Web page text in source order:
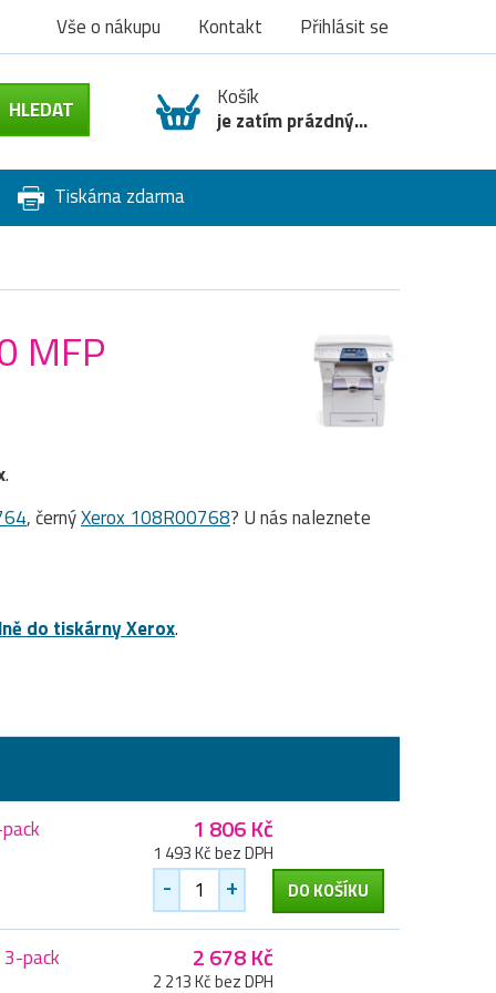
Vše o nákupu Kontakt Přihlásit se
Košík
je zatím prázdný...
Tiskárna zdarma
MFP
.
, černýXerox 108R00768? U nás naleznete
do tiskárny Xerox.
1 806 Kč
1 493 Kč bez DPH
- + DO KOŠÍKU
3-pack 2 678 Kč
2 213 Kč bez DPH